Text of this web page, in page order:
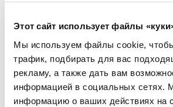
Этот сайт использует файлы
Мы используем файлы cookie,
трафик, подбирать для вас
рекламу, а также дать вам
информацией в социальных сетях.
информацию о ваших действиях на
-40%